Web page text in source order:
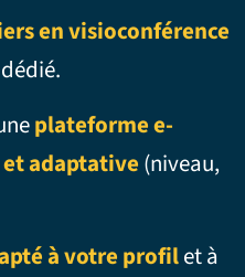
en visioconférence
plateforme e-
adaptative (niveau,
à votre profilet à